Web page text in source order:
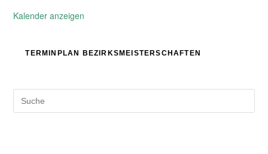
Kalender anzeigen
TERMINPLAN BEZIRKSMEISTERSCHAFTEN